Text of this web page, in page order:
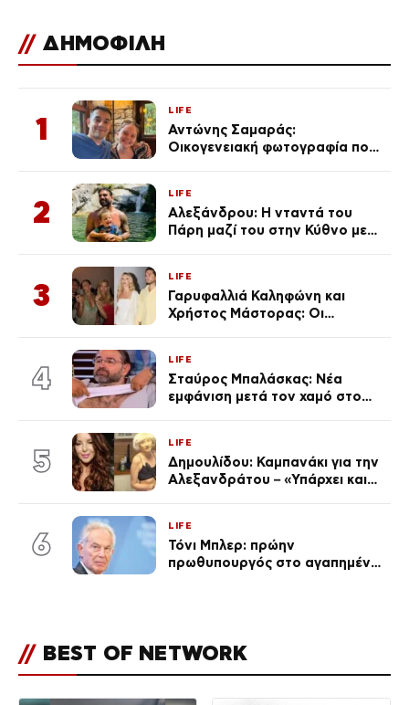
// ΔΗΜΟΦΙΛΗ
1
LIFE
Αντώνης Σαμαράς:
Οικογενειακή φωτογραφία που
Λένας
2
LIFE
Αλεξάνδρου: Η νταντά του
Πάρη μαζί του στην Κύθνο με
3
LIFE
Γαρυφαλλιά Καληφώνη και
Χρήστος Μάστορας: Οι
απαρατήρητη
4
LIFE
Σταύρος Μπαλάσκας: Νέα
εμφάνιση μετά τον χαμό στο
5
LIFE
Δημουλίδου: Καμπανάκι για την
Αλεξανδράτου – «Υπάρχει και
6
LIFE
Τόνι Μπλερ: πρώην
πρωθυπουργός στο αγαπημένο
// BEST OF NETWORK